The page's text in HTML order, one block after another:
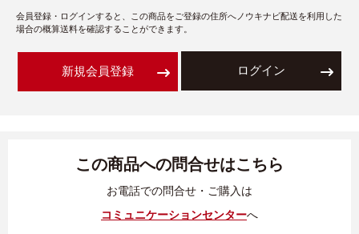
会員登録・ログインすると、この商品をご登録の住所へノウキナビ配送を利用した
場合の概算送料を確認することができます。
新規会員登録 ログイン
この商品への問合せはこちら
お電話での問合せ・ご購入は
コミュニケーションセンターへ